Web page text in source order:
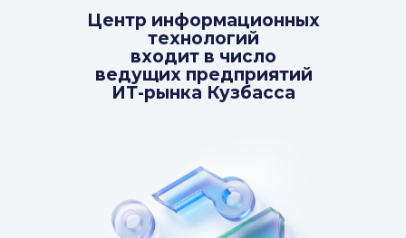
Центр информационных
технологий
входит в число
ведущих предприятий
ИТ-рынка Кузбасса